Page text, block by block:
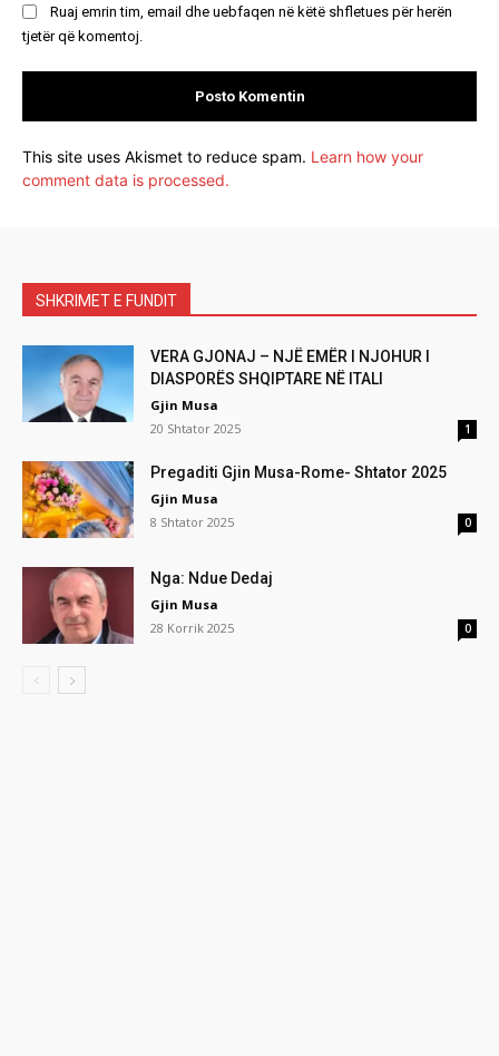
Ruaj emrin tim, email dhe uebfaqen në këtë shfletues për herën
tjetër që komentoj.
This site uses Akismet to reduce spam. Learn how your
comment data is processed.
SHKRIMET E FUNDIT
VERA GJONAJ – NJË EMËR I NJOHUR I
DIASPORËS SHQIPTARE NË ITALI
Gjin Musa
20 Shtator 2025
1
Pregaditi Gjin Musa-Rome- Shtator 2025
Gjin Musa
8 Shtator 2025
0
Nga: Ndue Dedaj
Gjin Musa
28 Korrik 2025
0